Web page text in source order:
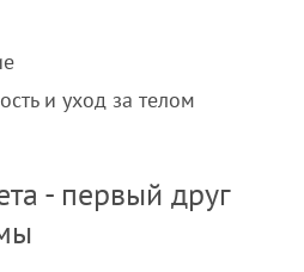
и уход за телом
- первый друг